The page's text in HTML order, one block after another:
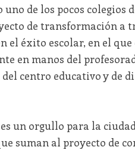
de los pocos colegios
de transformación a
éxito escolar, en el que
en manos del
centro educativo y de
un orgullo para la
suman al proyecto de